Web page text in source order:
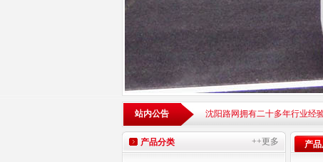
站内公告 沈阳路网拥有二十多年行业经
产品分类 ++更多 产